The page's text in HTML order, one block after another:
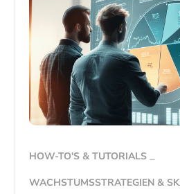
HOW-TO'S & TUTORIALS
WACHSTUMSSTRATEGIEN &